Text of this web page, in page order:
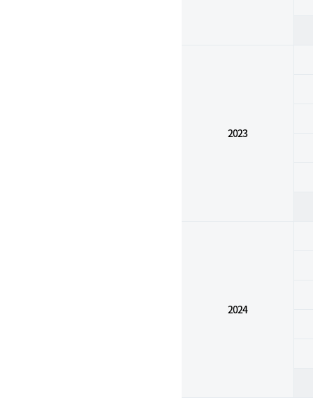
2023
2024